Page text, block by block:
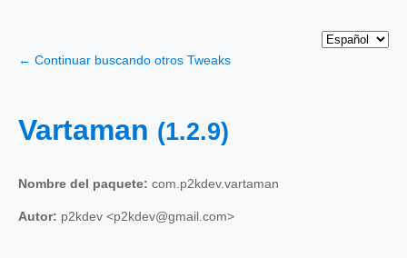
← Continuar buscando otros Tweaks
Vartaman (1.2.9)
Nombre del paquete: com.p2kdev.vartaman
Autor: p2kdev <p2kdev@gmail.com>